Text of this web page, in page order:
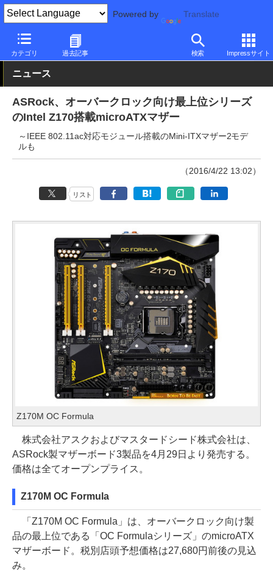
Powered by Translate
カテゴリ 過去記事 検索 Impressサイト
PC Watch 半導体/周辺機器 マザーボード
ニュース
ASRock、オーバークロック向け最上位シリーズ
のIntel Z170搭載microATXマザー
～IEEE 802.11ac対応モジュール搭載のMini-ITXマザー2モデ
ルも
（2016/4/22 13:02）
リスト
Z170M OC Formula
株式会社アスクおよびマスタードシード株式会社は、
ASRock製マザーボード3製品を4月29日より発売する。
価格は全てオープンプライス。
Z170M OC Formula
「Z170M OC Formula」は、オーバークロック向け製
品の最上位である「OC Formulaシリーズ」のmicroATX
マザーボード。税別店頭予想価格は27,680円前後の見込
み。